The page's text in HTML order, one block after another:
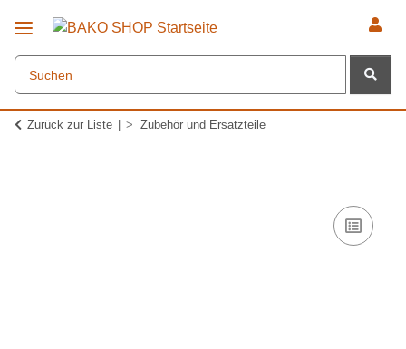
Zurück zur Liste Zubehör und Ersatzteile